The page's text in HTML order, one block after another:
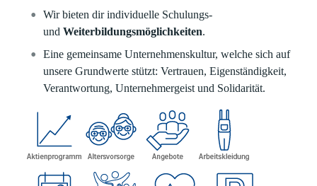
Wir bieten dir individuelle Schulungs-
undWeiterbildungsmöglichkeiten.
Eine gemeinsame Unternehmenskultur, welche sich auf
unsere Grundwerte stützt: Vertrauen, Eigenständigkeit,
Verantwortung, Unternehmergeist und Solidarität.